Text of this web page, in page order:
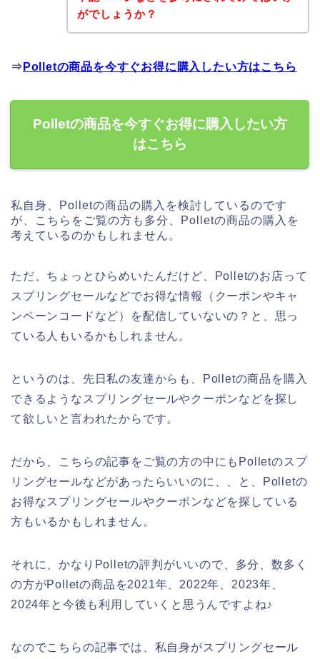
がでしょうか？
⇒ Polletの商品を今すぐお得に購入したい方はこちら
Polletの商品を今すぐお得に購入したい方
はこちら
私自身、Polletの商品の購入を検討しているのです
が、こちらをご覧の方も多分、Polletの商品の購入を
考えているのかもしれません。
ただ、ちょっとひらめいたんだけど、Polletのお店って
スプリングセールなどでお得な情報（クーポンやキャ
ンペーンコードなど）を配信していないの？と、思っ
ている人もいるかもしれません。
というのは、先日私の友達からも、Polletの商品を購入
できるようなスプリングセールやクーポンなどを探し
て欲しいと言われたからです。
だから、こちらの記事をご覧の方の中にもPolletのスプ
リングセールなどがあったらいいのに、、と、Polletの
お得なスプリングセールやクーポンなどを探している
方もいるかもしれません。
それに、かなりPolletの評判がいいので、多分、数多く
の方がPolletの商品を2021年、2022年、2023年、
2024年と今後も利用していくと思うんですよね♪
なのでこちらの記事では、私自身がスプリングセール